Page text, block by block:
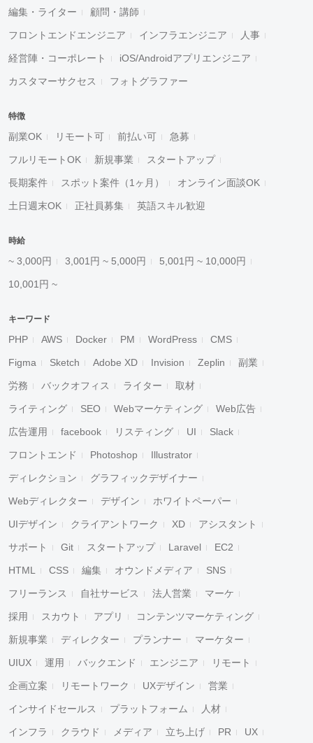
編集・ライター 顧問・講師
フロントエンドエンジニア インフラエンジニア 人事
経営陣・コーポレート iOS/Androidアプリエンジニア
カスタマーサクセス フォトグラファー
特徴
副業OK リモート可 前払い可 急募
フルリモートOK 新規事業 スタートアップ
長期案件 スポット案件（1ヶ月） オンライン面談OK
土日週末OK 正社員募集 英語スキル歓迎
時給
~ 3,000円 3,001円 ~ 5,000円 5,001円 ~ 10,000円
10,001円 ~
キーワード
PHP AWS Docker PM WordPress CMS
Figma Sketch Adobe XD Invision Zeplin 副業
労務 バックオフィス ライター 取材
ライティング SEO Webマーケティング Web広告
広告運用 facebook リスティング UI Slack
フロントエンド Photoshop Illustrator
ディレクション グラフィックデザイナー
Webディレクター デザイン ホワイトペーパー
UIデザイン クライアントワーク XD アシスタント
サポート Git スタートアップ Laravel EC2
HTML CSS 編集 オウンドメディア SNS
フリーランス 自社サービス 法人営業 マーケ
採用 スカウト アプリ コンテンツマーケティング
新規事業 ディレクター プランナー マーケター
UIUX 運用 バックエンド エンジニア リモート
企画立案 リモートワーク UXデザイン 営業
インサイドセールス プラットフォーム 人材
インフラ クラウド メディア 立ち上げ PR UX